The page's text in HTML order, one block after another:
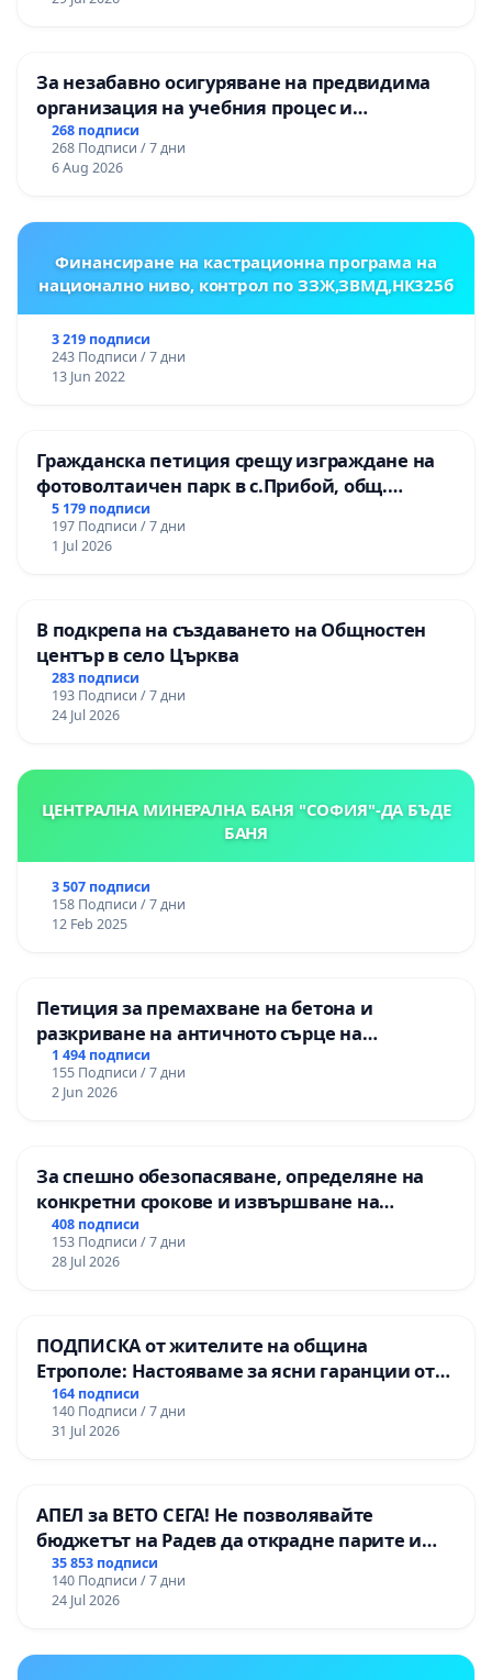
ОСВОБОДИТЕЛИТЕ“ (БУНАРДЖИК)
За незабавно осигуряване на предвидима
организация на учебния процес и
гарантиране на правото на равнопоставено
и качествено образование на учениците от
ОУ „Княз Александър I“ и Хуманитарна
268 подписи
268 Подписи / 7 дни
6 Aug 2026
Финансиране на кастрационна програма на
национално ниво, контрол по ЗЗЖ,ЗВМД,НК325б
3 219 подписи
243 Подписи / 7 дни
13 Jun 2022
Гражданска петиция срещу изграждане на
фотоволтаичен парк в с.Прибой, общ.
Радомир
5 179 подписи
197 Подписи / 7 дни
1 Jul 2026
В подкрепа на създаването на Общностен
център в село Църква
283 подписи
193 Подписи / 7 дни
24 Jul 2026
ЦЕНТРАЛНА МИНЕРАЛНА БАНЯ "СОФИЯ"-ДА БЪДЕ
БАНЯ
3 507 подписи
158 Подписи / 7 дни
12 Feb 2025
Петиция за премахване на бетона и
разкриване на античното сърце на
Могиланската могила във Враца
1 494 подписи
155 Подписи / 7 дни
2 Jun 2026
За спешно обезопасяване, определяне на
конкретни срокове и извършване на
цялостна рехабилитация на
републиканския път между пътен възел АМ
„Тракия“ - гр. Ихтиман - с. Мирово - к.к.
408 подписи
153 Подписи / 7 дни
28 Jul 2026
ПОДПИСКА от жителите на община
Етрополе: Настояваме за ясни гаранции от
“Елаците-МЕД” АД и от държавата, че ще се
изпълнят всички екологични норми!
164 подписи
140 Подписи / 7 дни
31 Jul 2026
АПЕЛ за ВЕТО СЕГА! Не позволявайте
бюджетът на Радев да открадне парите и
правата ни в тъмното
35 853 подписи
140 Подписи / 7 дни
24 Jul 2026